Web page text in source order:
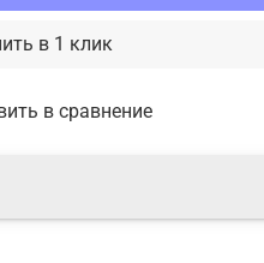
в сравнение
в 1 клик